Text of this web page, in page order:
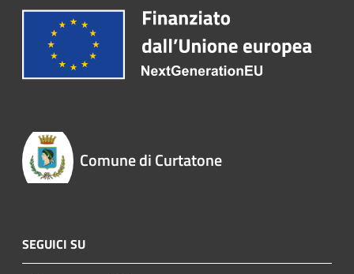
Comune di Curtatone
SEGUICI SU